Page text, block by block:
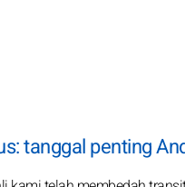
tanggal penting